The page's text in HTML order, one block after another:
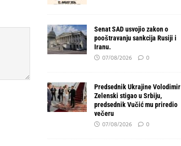
Senat SAD usvojio zakon o
pooštravanju sankcija Rusiji i
Iranu.
07/08/2026 0
Predsednik Ukrajine Volodimir
Zelenski stigao u Srbiju,
predsednik Vučić mu priredio
večeru
07/08/2026 0